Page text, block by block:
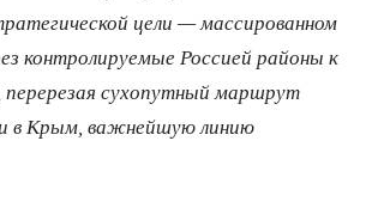
цели — массированном
контролируемые Россией районы к
перерезая сухопутный маршрут
в Крым, важнейшую линию